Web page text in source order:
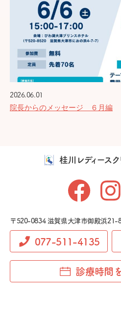
2026.06.01
院長からのメッセージ ６月編
桂川レディースク
〒520-0834 滋賀県大津市御殿浜21-
077-511-4135
診療時間